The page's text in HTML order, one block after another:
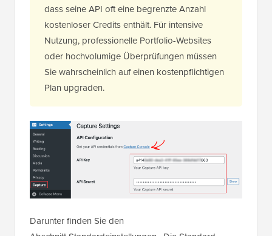
dass seine API oft eine begrenzte Anzahl
kostenloser Credits enthält. Für intensive
Nutzung, professionelle Portfolio-Websites
oder hochvolumige Überprüfungen müssen
Sie wahrscheinlich auf einen kostenpflichtigen
Plan upgraden.
Darunter finden Sie den